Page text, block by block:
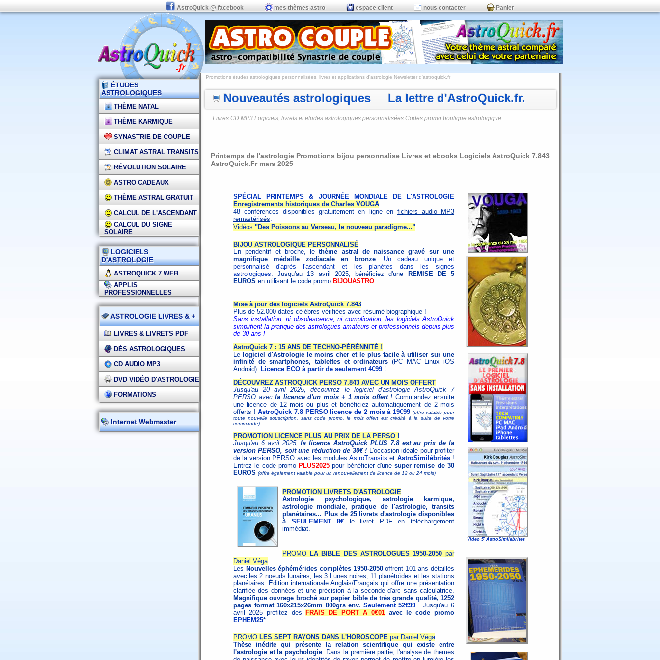
AstroQuick @ facebook mes thèmes astro espace client nous contacter Panier
ÉTUDES
ASTROLOGIQUES
THÈME NATAL
THÈME KARMIQUE
SYNASTRIE DE COUPLE
CLIMAT ASTRAL TRANSITS
RÉVOLUTION SOLAIRE
ASTRO CADEAUX
THÈME ASTRAL GRATUIT
CALCUL DE L'ASCENDANT
CALCUL DU SIGNE
SOLAIRE
LOGICIELS
D'ASTROLOGIE
ASTROQUICK 7 WEB
APPLIS
PROFESSIONNELLES
ASTROLOGIE LIVRES & +
LIVRES & LIVRETS PDF
DÉS ASTROLOGIQUES
CD AUDIO MP3
DVD VIDÉO D'ASTROLOGIE
FORMATIONS
Internet Webmaster
Promotions études astrologiques personnalisées, livres et applications d'astrologie Newsletter d'astroquick.fr
Nouveautés astrologiques La lettre d'AstroQuick.fr.
Livres CD MP3 Logiciels, livrets et etudes astrologiques personnalisées Codes promo boutique astrologique
Printemps de l'astrologie Promotions bijou personnalise Livres et ebooks Logiciels AstroQuick 7.843
AstroQuick.Fr mars 2025
SPÉCIAL PRINTEMPS & JOURNÉE MONDIALE DE L'ASTROLOGIE
Enregistrements historiques de Charles VOUGA
48 conférences disponibles gratuitement en ligne en fichiers audio MP3
remastérisés.
Vidéos "Des Poissons au Verseau, le nouveau paradigme..."
BIJOU ASTROLOGIQUE PERSONNALISÉ
En pendentif et broche, lethème astral de naissance gravé sur une
magnifique médaille zodiacale en bronze. Un cadeau unique et
personnalisé d'après l'ascendant et les planètes dans les signes
astrologiques. Jusqu'au 13 avril 2025, bénéficiez d'une
REMISE DE 5
EUROS en utilisant le code promo BIJOUASTRO.
Mise à jour des logiciels AstroQuick 7.843
Plus de 52.000 dates célèbres vérifiées avec résumé biographique !
Sans installation, ni obsolescence, ni complication, les logiciels AstroQuick
simplifient la pratique des astrologues amateurs et professionnels depuis plus
de 30 ans !
AstroQuick 7 : 15 ANS DE TECHNO-PÉRÉNNITÉ !
Le logiciel d'Astrologie le moins cher et le plus facile à utiliser sur une
infinité de smartphones, tablettes et ordinateurs (PC MAC Linux iOS
Android). Licence ECO à partir de seulement 4€99 !
DÉCOUVREZ ASTROQUICK PERSO 7.843 AVEC UN MOIS OFFERT
Jusqu'au 20 avril 2025, découvrez le logiciel d'astrologie AstroQuick 7
PERSO avec la licence d'un mois + 1 mois offert! Commandez ensuite
une licence de 12 mois ou plus et bénéficiez automatiquement de 2 mois
offerts !AstroQuick 7.8 PERSO licence de 2 mois à 19€99 (offre valable pour
toute nouvelle souscription, sans code promo, le mois offert est crédité à la suite de votre
commande)
PROMOTION LICENCE PLUS AU PRIX DE LA PERSO !
Jusqu'au 6 avril 2025,la licence AstroQuick PLUS 7.8 est au prix de la
version PERSO, soit une réduction de 30€ ! L'occasion idéale pour profiter
de la version PERSO avec les modules AstroTransits et AstroSimilébrités!
Entrez le code promo PLUS2025 pour bénéficier d'unesuper remise de 30
EUROS (offre également valable pour un renouvellement de licence de 12 ou 24 mois)
PROMOTION LIVRETS D'ASTROLOGIE
Astrologie psychologique, astrologie karmique,
astrologie mondiale, pratique de l'astrologie, transits
planétaires... Plus de 25 livrets d'astrologie disponibles
à
SEULEMENT 8€ le livret PDF en téléchargement
immédiat.
PROMO LA BIBLE DES ASTROLOGUES 1950-2050 par
Daniel Véga
Les Nouvelles éphémérides complètes 1950-2050offrent 101 ans détaillés
avec les 2 noeuds lunaires, les 3 Lunes noires, 11 planétoïdes et les stations
planétaires. Édition internationale Anglais/Français qui offre une présentation
clarifiée des données et une précision à la seconde d'arc sans calculatrice.
Magnifique ouvrage broché sur papier bible de très grande qualité, 1252
pages format 160x215x26mm 800grs env. Seulement 52€99 . Jusqu'au 6
avril 2025 profitez des
FRAIS DE PORT A 0€01avec le code promo
EPHEM25*.
PROMO LES SEPT RAYONS DANS L'HOROSCOPE par Daniel Véga
Thèse inédite qui présente la relation scientifique qui existe entre
l'astrologie et la psychologie. Dans la première partie, l'analyse de thèmes
Video 5' AstroSimilebrites